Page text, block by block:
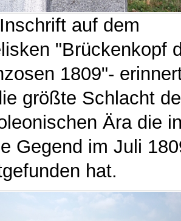
auf dem
"Brückenkopf
1809"-
größte Schlacht
Ära die
Gegend im Juli
hat.